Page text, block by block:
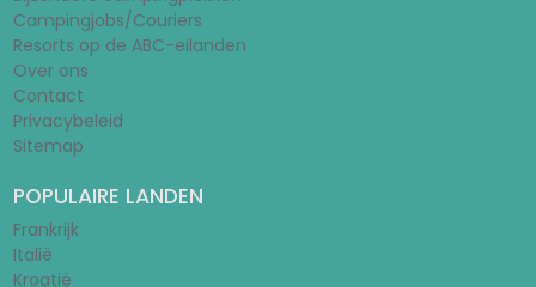
Campingjobs/Couriers
Resorts op de ABC-eilanden
Over ons
Contact
Privacybeleid
Sitemap
POPULAIRE LANDEN
Frankrijk
Italië
Kroatië